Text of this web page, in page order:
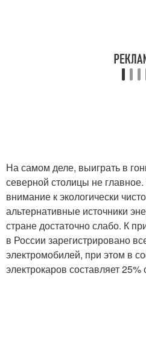
На самом деле, выиграть в
северной столицы не
внимание к экологически
альтернативные источники
стране достаточно слабо. К
в России зарегистрировано
электромобилей, при этом в
электрокаров составляет